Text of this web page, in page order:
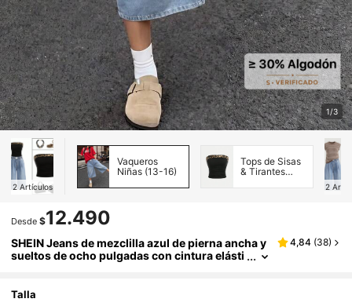
1/3
2 Artículos
Vaqueros
Niñas (13-16)
Tops de Sisas
& Tirantes
2
Desde $12.490
SHEIN Jeans de mezclilla azul de pierna ancha y
sueltos de ocho pulgadas con cintura elásti
mavera a verano, rave, festival y streetwear
4,84 (38)
Talla